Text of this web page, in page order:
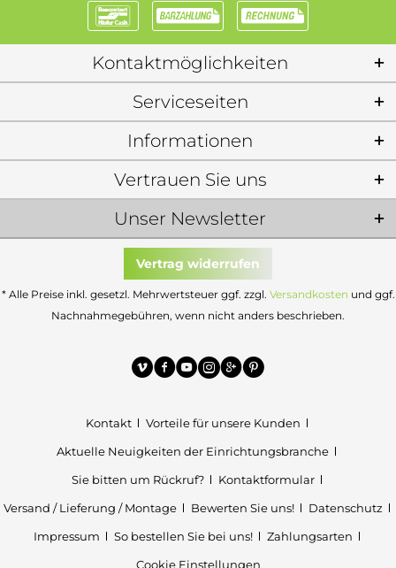
Kontaktmöglichkeiten
Serviceseiten
Informationen
Unser Newsletter
Vertrauen Sie uns
Vertrag widerrufen
* Alle Preise inkl. gesetzl. Mehrwertsteuer ggf. zzgl. Versandkosten und ggf.
Nachnahmegebühren, wenn nicht anders beschrieben.
Kontakt
Vorteile für unsere Kunden
Aktuelle Neuigkeiten der Einrichtungsbranche
Sie bitten um Rückruf?
Kontaktformular
Versand / Lieferung / Montage
Bewerten Sie uns!
Datenschutz
Impressum
So bestellen Sie bei uns!
Zahlungsarten
Cookie Einstellungen